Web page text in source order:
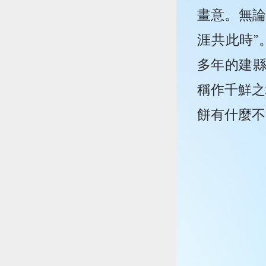
畫意。無
涯共此時”
多年的建
稱作千鮮
餅有什麼